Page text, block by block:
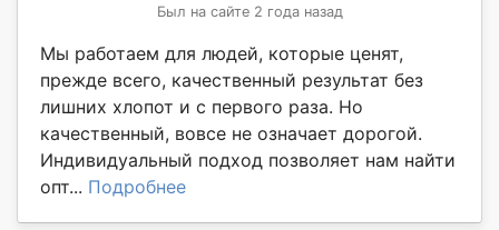
Был на сайте 2 года назад
Мы работаем для людей, которые ценят,
прежде всего, качественный результат без
лишних хлопот и с первого раза. Но
качественный, вовсе не означает дорогой.
Индивидуальный подход позволяет нам найти
опт... Подробнее